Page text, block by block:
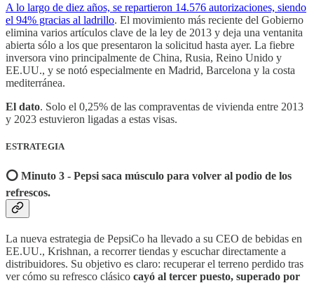
A lo largo de diez años, se repartieron 14.576 autorizaciones, siendo
el 94% gracias al ladrillo. El movimiento más reciente del Gobierno
elimina varios artículos clave de la ley de 2013 y deja una ventanita
abierta sólo a los que presentaron la solicitud hasta ayer. La fiebre
inversora vino principalmente de China, Rusia, Reino Unido y
EE.UU., y se notó especialmente en Madrid, Barcelona y la costa
mediterránea.
El dato. Solo el 0,25% de las compraventas de vivienda entre 2013
y 2023 estuvieron ligadas a estas visas.
ESTRATEGIA
⭕️ Minuto 3 - Pepsi saca músculo para volver al podio de los
refrescos.
La nueva estrategia de PepsiCo ha llevado a su CEO de bebidas en
EE.UU., Krishnan, a recorrer tiendas y escuchar directamente a
distribuidores. Su objetivo es claro: recuperar el terreno perdido tras
ver cómo su refresco clásico cayó al tercer puesto, superado por